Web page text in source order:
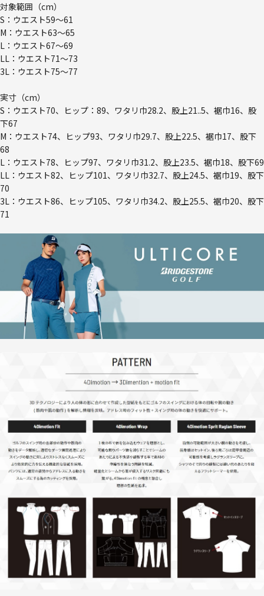
対象範囲（cm）
S：ウエスト59～61
M：ウエスト63～65
L：ウエスト67～69
LL：ウエスト71～73
3L：ウエスト75～77
実寸（cm）
S：ウエスト70、ヒップ：89、ワタリ巾28.2、股上21..5、裾巾16、股
下67
M：ウエスト74、ヒップ93、ワタリ巾29.7、股上22.5、裾巾17、股下
68
L：ウエスト78、ヒップ97、ワタリ巾31.2、股上23.5、裾巾18、股下69
LL：ウエスト82、ヒップ101、ワタリ巾32.7、股上24.5、裾巾19、股下
70
3L：ウエスト86、ヒップ105、ワタリ巾34.2、股上25.5、裾巾20、股下
71